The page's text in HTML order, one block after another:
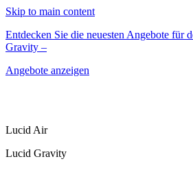
Skip to main content
Entdecken Sie die neuesten Angebote für
Gravity –
Angebote anzeigen
Lucid Air
Lucid Gravity